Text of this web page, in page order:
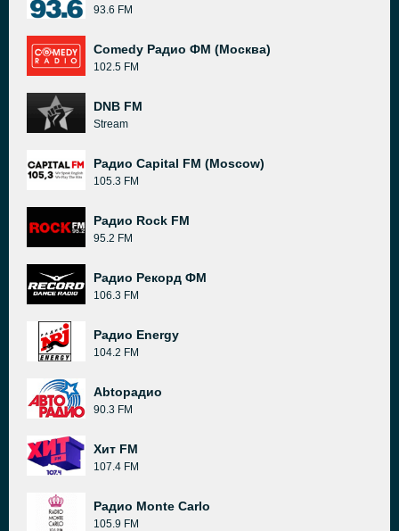
93.6 FM
Comedy Радио ФМ (Москва)
102.5 FM
DNB FM
Stream
Радио Capital FM (Moscow)
105.3 FM
Радио Rock FM
95.2 FM
Радио Рекорд ФМ
106.3 FM
Радио Energy
104.2 FM
Abtoрадио
90.3 FM
Хит FM
107.4 FM
Радио Monte Carlo
105.9 FM